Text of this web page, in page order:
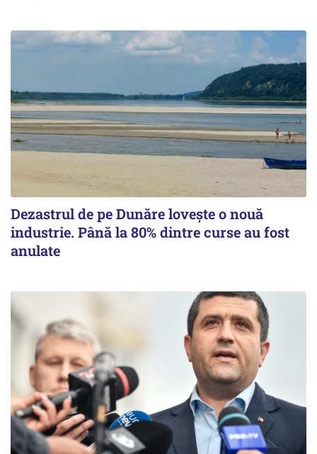
Dezastrul de pe Dunăre lovește o nouă
industrie. Până la 80% dintre curse au fost
anulate